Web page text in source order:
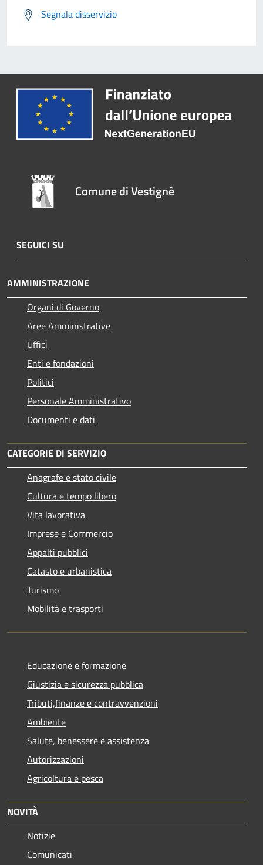
Segnala disservizio
Comune di Vestignè
SEGUICI SU
AMMINISTRAZIONE
Organi di Governo
Aree Amministrative
Uffici
Enti e fondazioni
Politici
Personale Amministrativo
Documenti e dati
CATEGORIE DI SERVIZIO
Anagrafe e stato civile
Cultura e tempo libero
Vita lavorativa
Imprese e Commercio
Appalti pubblici
Catasto e urbanistica
Turismo
Mobilità e trasporti
Educazione e formazione
Giustizia e sicurezza pubblica
Tributi,finanze e contravvenzioni
Ambiente
Salute, benessere e assistenza
Autorizzazioni
Agricoltura e pesca
NOVITÀ
Notizie
Comunicati